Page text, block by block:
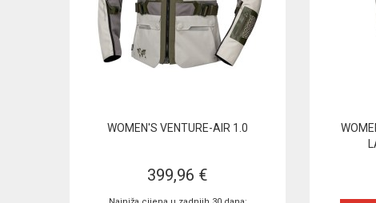
WOMEN'S VENTURE-AIR 1.0
399,96 €